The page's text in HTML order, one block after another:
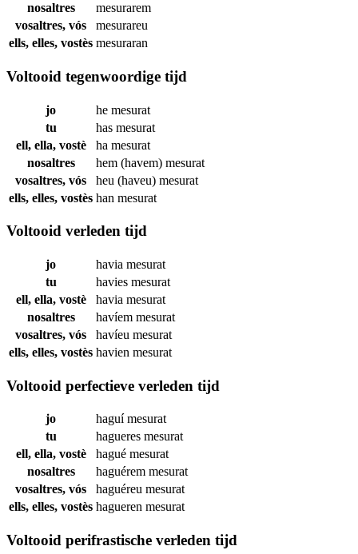
nosaltres
mesurarem
vosaltres, vós
mesurareu
ells, elles, vostès mesuraran
Voltooid tegenwoordige tijd
jo he mesurat
tu
has mesurat
ell, ella, vostè
ha mesurat
nosaltres
hem (havem) mesurat
vosaltres, vós
heu (haveu) mesurat
ells, elles, vostès han mesurat
Voltooid verleden tijd
jo havia mesurat
tu
havies mesurat
ell, ella, vostè
havia mesurat
nosaltres
havíem mesurat
vosaltres, vós
havíeu mesurat
ells, elles, vostès havien mesurat
Voltooid perfectieve verleden tijd
jo haguímesurat
tu
hagueres mesurat
ell, ella, vostè
hagué mesurat
nosaltres
haguérem mesurat
vosaltres, vós
haguéreu mesurat
ells, elles, vostès hagueren mesurat
Voltooid perifrastische verleden tijd